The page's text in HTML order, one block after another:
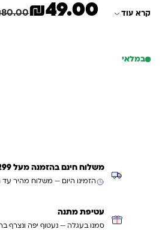
קרא עוד ₪80.00
המחיר המקורי היה: ₪80.00.
₪49.00
המחיר הנוכחי הוא: ₪49.00.
במלאי
משלוח חינם בהזמנה מעל ₪299 (למעט ריהוט)
הזמינו היום — משלוח מהיר עד
עטיפת מתנה
סמנו בעגלה — נעטוף יפה ונצרף ברכה